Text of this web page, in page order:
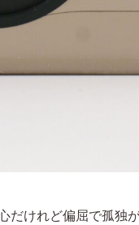
けれど偏屈で孤独